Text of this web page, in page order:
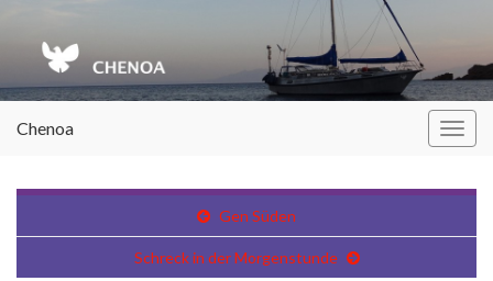
Chenoa
Gen Süden
Schreck in der Morgenstunde